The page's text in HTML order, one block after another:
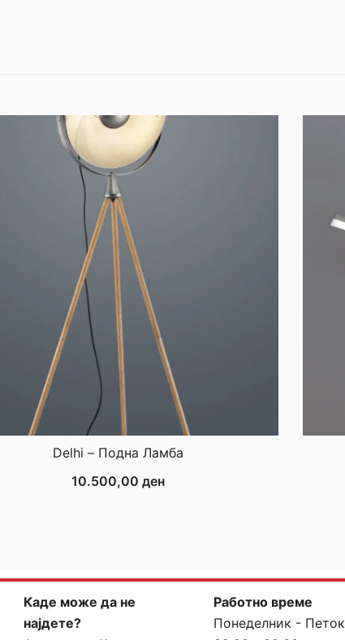
Delhi – Подна Ламба
10.500,00ден
Каде може да не
најдете?
Работно време
Понеделник - Петок